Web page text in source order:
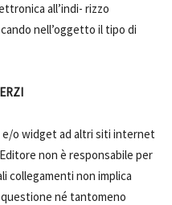
all’indi- rizzo
nell’oggetto il tipo di
o widget ad altri siti internet
non è responsabile per
collegamenti non implica
né tantomeno